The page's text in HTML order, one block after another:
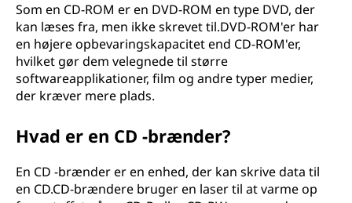
Som en CD-ROM er en DVD-ROM en type DVD, der
kan læses fra, men ikke skrevet til.DVD-ROM'er har
en højere opbevaringskapacitet end CD-ROM'er,
hvilket gør dem velegnede til større
softwareapplikationer, film og andre typer medier,
der kræver mere plads.
Hvad er en CD -brænder?
En CD -brænder er en enhed, der kan skrive data til
en CD.CD-brændere bruger en laser til at varme op